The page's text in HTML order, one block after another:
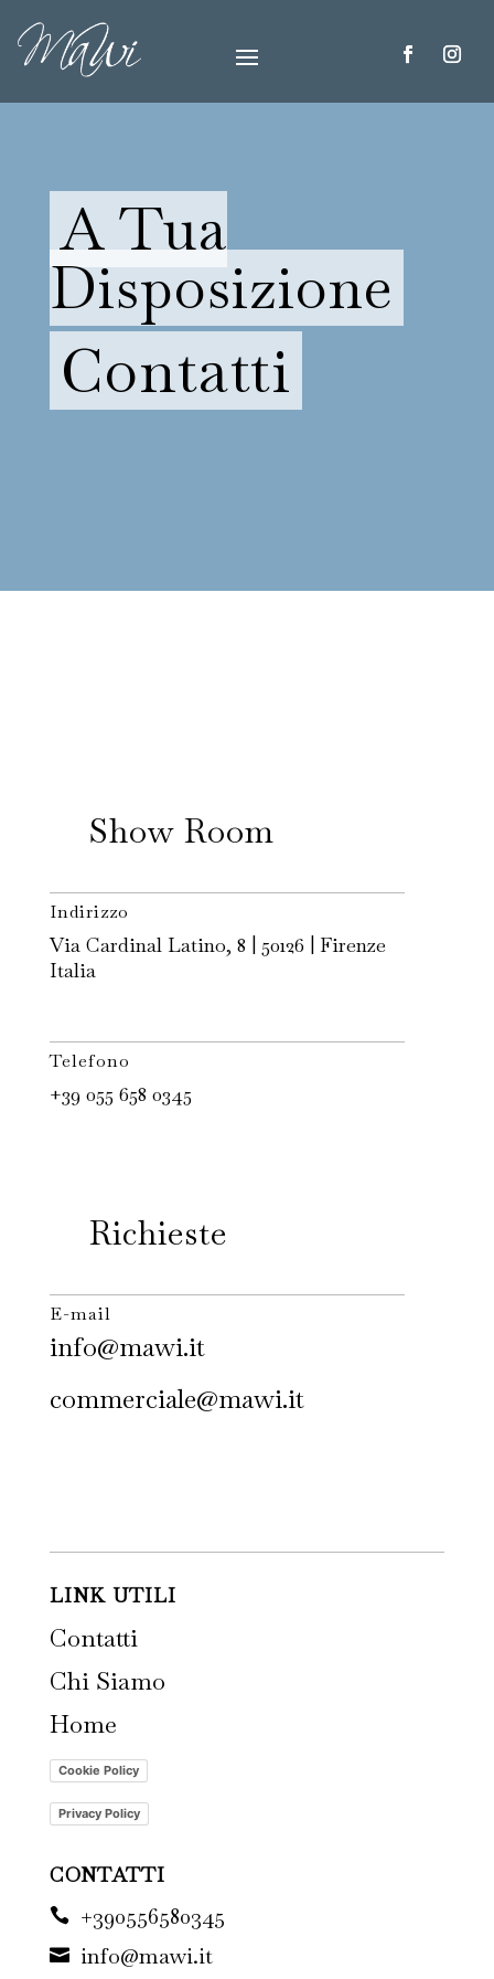
A Tua
Disposizione
Contatti
Show Room
Indirizzo
Via Cardinal Latino, 8 | 50126 | Firenze
Italia
Telefono
+39 055 658 0345
Richieste
E-mail
info@mawi.it
commerciale@mawi.it
LINK UTILI
Contatti
Chi Siamo
Home
Cookie Policy
Privacy Policy
CONTATTI
 +390556580345
 info@mawi.it